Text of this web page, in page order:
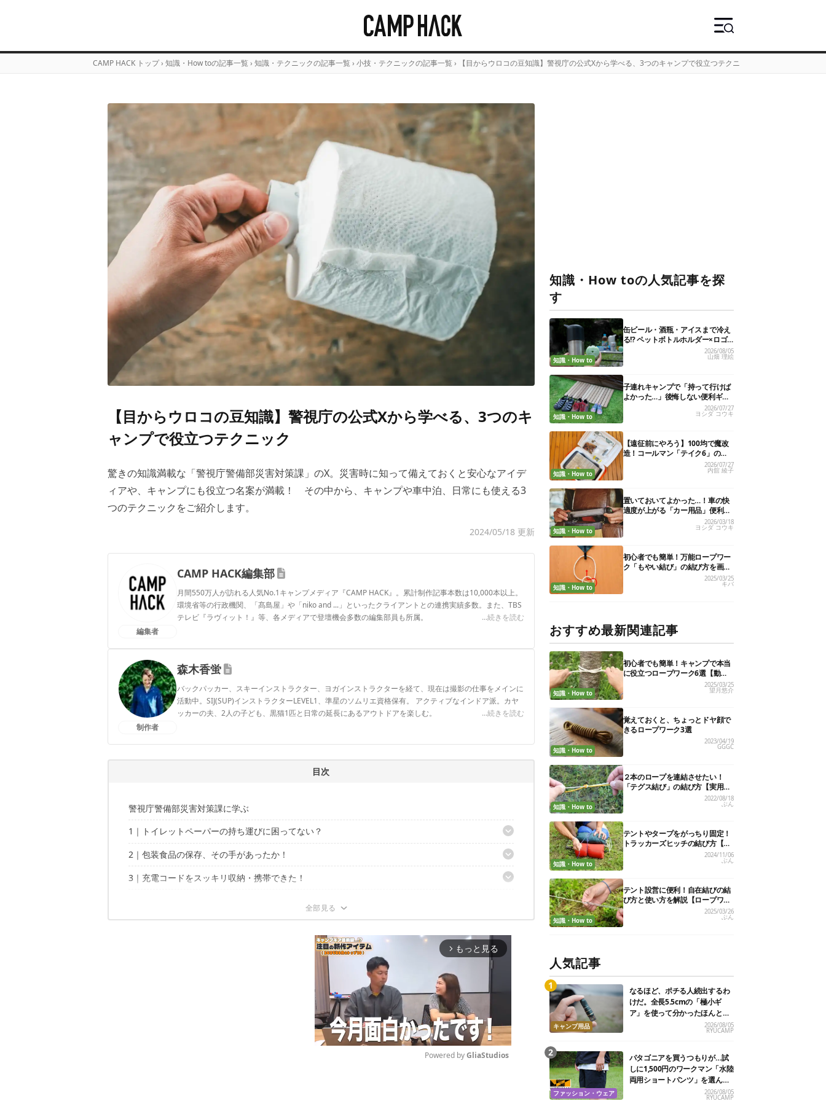
CAMP HACK トップ › 知識・How toの記事一覧 › 知識・テクニックの記事一覧 › 小技・テクニックの記事一覧 › 【目からウロコの豆知識】警視庁の公式Xから学べる、3つのキャンプで役立つテクニック
【目からウロコの豆知識】警視庁の公式Xから学べる、3つのキ
ャンプで役立つテクニック
驚きの知識満載な「警視庁警備部災害対策課」のX。災害時に知って備えておくと安心なアイデ
ィアや、キャンプにも役立つ名案が満載！ その中から、キャンプや車中泊、日常にも使える3
つのテクニックをご紹介します。
2024/05/18 更新
編集者
CAMP HACK編集部
月間550万人が訪れる人気No.1キャンプメディア『CAMP HACK』。累計制作記事本数は10,000本以上。
環境省等の行政機関、「髙島屋」や「niko and ...」といったクライアントとの連携実績多数。また、TBS
テレビ『ラヴィット！』等、各メディアで登壇機会多数の編集部員も所属。
...続きを読む
制作者
森木香蛍
バックパッカー、スキーインストラクター、ヨガインストラクターを経て、現在は撮影の仕事をメインに
活動中。SIJ(SUP)インストラクターLEVEL1、準星のソムリエ資格保有。 アクティブなインドア派。カヤ
ッカーの夫、2人の子ども、黒猫1匹と日常の延長にあるアウトドアを楽しむ。
...続きを読む
目次
警視庁警備部災害対策課に学ぶ
1｜トイレットペーパーの持ち運びに困ってない？
やってみた
2｜包装食品の保存、その手があったか！
1. 余った袋菓子の保存方法やってみた
3｜充電コードをスッキリ収納・携帯できた！
arrow_forward_ios もっと見る
Powered by GliaStudios
知識・How toの人気記事を探
す
知識・How to
缶ビール・酒瓶・アイスまで冷え
る!? ペットボトルホルダー×ロゴ
ス保冷剤が夏の最強コンビだった
2026/08/05
山畑 理絵
知識・How to
子連れキャンプで「持って行けば
よかった…」後悔しない便利ギア
13選
2026/07/27
ヨシダ コウキ
知識・How to
【遠征前にやろう】100均で魔改
造！コールマン「テイク6」の使
い勝手を“倍の倍”にする裏ワザ6連
2026/07/27
内舘 綾子
知識・How to
置いておいてよかった…！車の快
適度が上がる「カー用品」便利グ
ッズ27選
2026/03/18
ヨシダ コウキ
知識・How to
初心者でも簡単！万能ロープワー
ク「もやい結び」の結び方を画像
2025/03/25
キバ
おすすめ最新関連記事
知識・How to
初心者でも簡単！キャンプで本当
に役立つロープワーク6選【動画
2025/03/25
望月悠介
知識・How to
覚えておくと、ちょっとドヤ顔で
きるロープワーク3選
2023/04/19
GGGC
知識・How to
２本のロープを連結させたい！
「テグス結び」の結び方【実用的
ロープワークvol.７】
2022/08/18
ぶん
知識・How to
テントやタープをがっちり固定！
トラッカーズヒッチの結び方【実
用的ロープワークvol.6】
2024/11/06
ぶん
知識・How to
テント設営に便利！自在結びの結
び方と使い方を解説【ロープワー
ク】
2025/03/26
ぶん
人気記事
キャンプ用品
なるほど、ポチる人続出するわ
けだ。全長5.5cmの「極小ギ
ア」を使って分かったほんとの
2026/08/05
RYUCAMP
ファッション・ウェア
パタゴニアを買うつもりが…試
しに1,500円のワークマン「水陸
両用ショートパンツ」を選んだ
2026/08/05
RYUCAMP